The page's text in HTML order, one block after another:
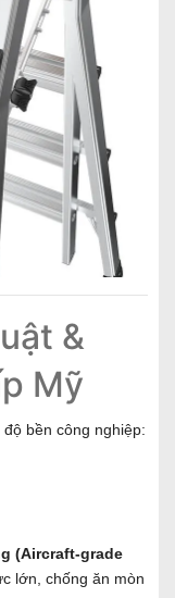
&
Mỹ
bền công nghiệp:
(Aircraft-grade
lớn, chống ăn mòn